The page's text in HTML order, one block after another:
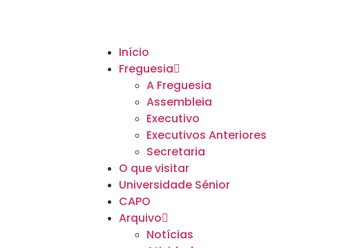
Início
Freguesia
A Freguesia
Assembleia
Executivo
Executivos Anteriores
Secretaria
O que visitar
Universidade Sénior
CAPO
Arquivo
Notícias